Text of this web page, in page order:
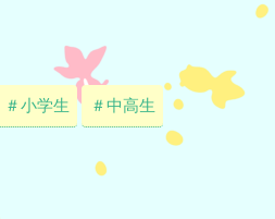
＃小学生 ＃中高生